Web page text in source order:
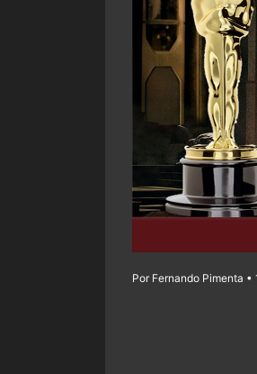
Por Fernando Pimenta •